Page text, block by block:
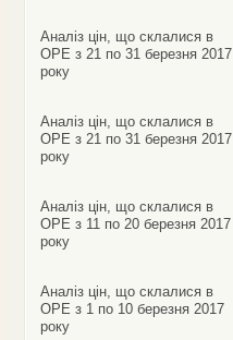
Аналіз цін, що склалися в
ОРЕ з 21 по 31 березня 2017
року
Аналіз цін, що склалися в
ОРЕ з 21 по 31 березня 2017
року
Аналіз цін, що склалися в
ОРЕ з 11 по 20 березня 2017
року
Аналіз цін, що склалися в
ОРЕ з 1 по 10 березня 2017
року